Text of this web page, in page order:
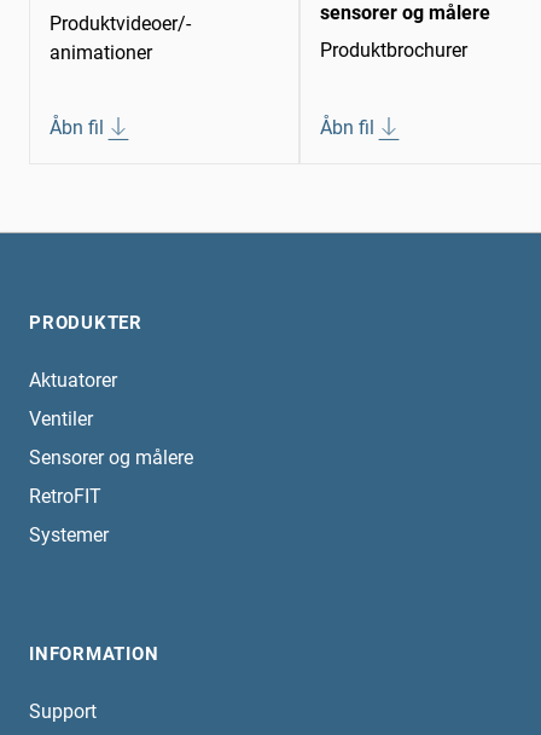
Produktvideoer/-
animationer
Åbn fil
sensorer og målere
Produktbrochurer
Åbn fil
PRODUKTER
Aktuatorer
Ventiler
Sensorer og målere
RetroFIT
Systemer
INFORMATION
Support